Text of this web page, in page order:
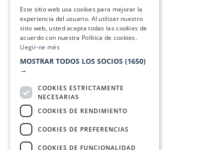
Este sitio web usa cookies para mejorar la
experiencia del usuario. Al utilizar nuestro
sitio web, usted acepta todas las cookies de
acuerdo con nuestra Política de cookies.
Llegir-ne més
MOSTRAR TODOS LOS SOCIOS (1650)
→
COOKIES ESTRICTAMENTE
NECESARIAS
COOKIES DE RENDIMIENTO
COOKIES DE PREFERENCIAS
COOKIES DE FUNCIONALIDAD